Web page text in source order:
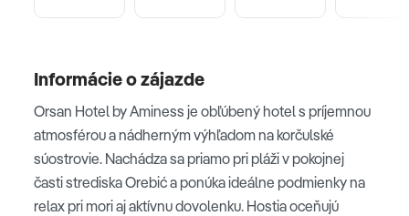
Informácie o zájazde
Orsan Hotel by Aminess je obľúbený hotel s príjemnou
atmosférou a nádherným výhľadom na korčulské
súostrovie. Nachádza sa priamo pri pláži v pokojnej
časti strediska Orebić a ponúka ideálne podmienky na
relax pri mori aj aktívnu dovolenku. Hostia oceňujú